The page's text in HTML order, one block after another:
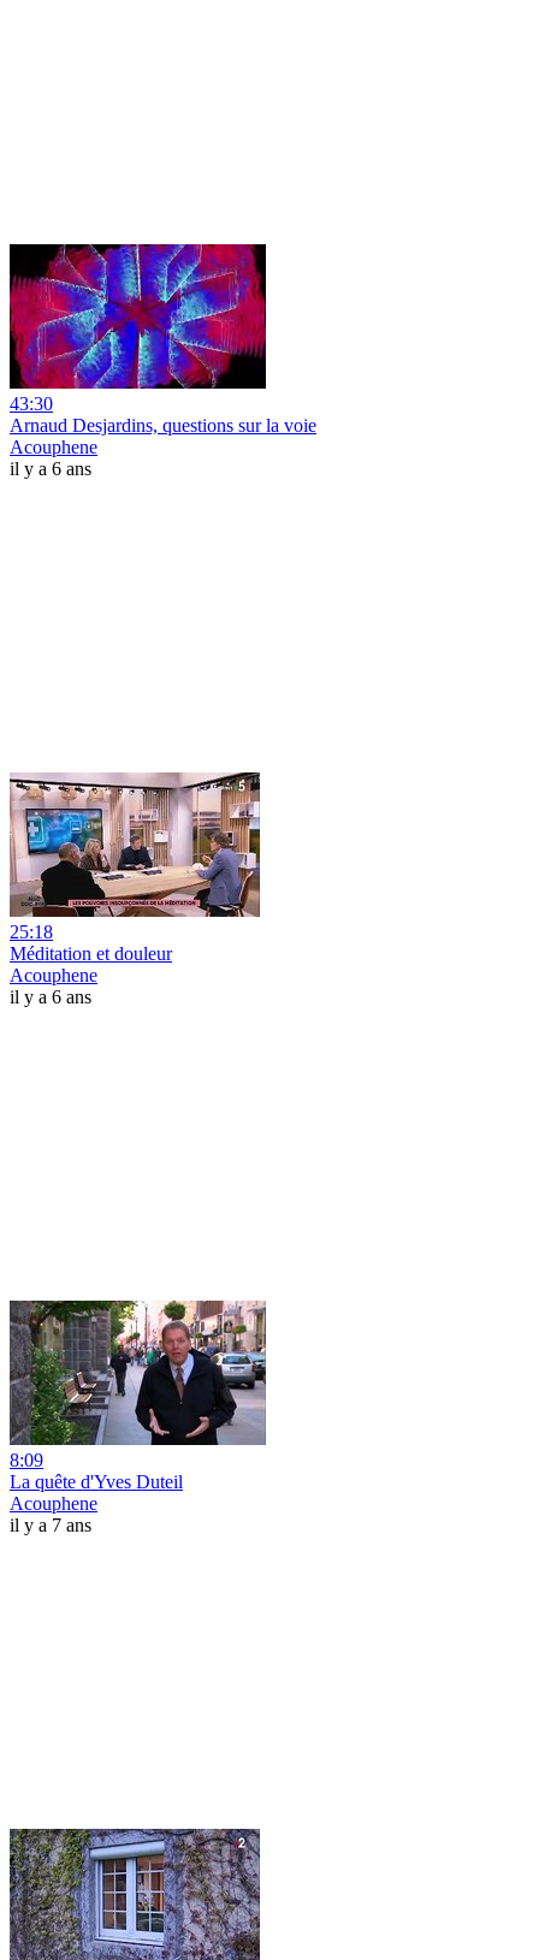
43:30
Arnaud Desjardins, questions sur la voie
Acouphene
il y a 6 ans
25:18
Méditation et douleur
Acouphene
il y a 6 ans
8:09
La quête d'Yves Duteil
Acouphene
il y a 7 ans